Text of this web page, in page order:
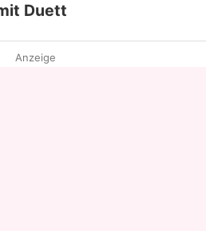
Duett
Anzeige